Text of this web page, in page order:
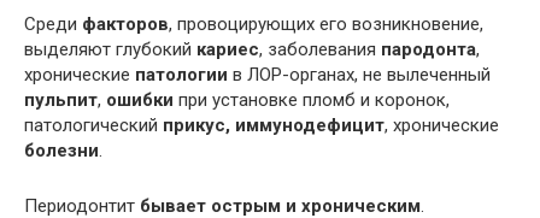
Среди факторов, провоцирующих его возникновение,
выделяют глубокий кариес, заболевания пародонта,
хронические патологии в ЛОР-органах, не вылеченный
пульпит, ошибки при установке пломб и коронок,
патологический прикус, иммунодефицит, хронические
болезни.
Периодонтит бывает острым и хроническим.